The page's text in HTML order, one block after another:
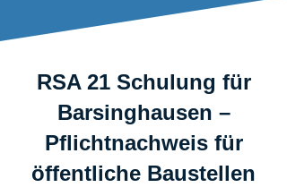
RSA 21 Schulung für
Barsinghausen –
Pflichtnachweis für
öffentliche Baustellen​